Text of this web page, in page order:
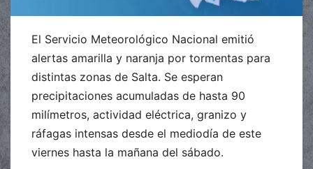
El Servicio Meteorológico Nacional emitió
alertas amarilla y naranja por tormentas para
distintas zonas de Salta. Se esperan
precipitaciones acumuladas de hasta 90
milímetros, actividad eléctrica, granizo y
ráfagas intensas desde el mediodía de este
viernes hasta la mañana del sábado.